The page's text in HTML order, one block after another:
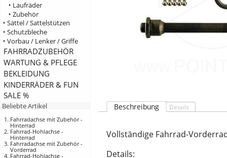
‣ Laufräder
‣ Zubehör
‣ Sättel / Sattelstützen
‣ Schutzbleche
‣ Vorbau / Lenker / Griffe
FAHRRADZUBEHÖR
WARTUNG & PFLEGE
BEKLEIDUNG
KINDERRÄDER & FUN
SALE %
Beliebte Artikel
Fahrradachse mit Zubehör -
Hinterrad
Fahrrad-Hohlachse -
Hinterrad
Fahrradachse mit Zubehör -
Vorderrad
Fahrrad-Hohlachse -
Beschreibung Details
Vollständige Fahrrad-
Details: